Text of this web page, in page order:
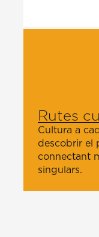
Rutes
Cultura a
descobrir el
connectant
singulars.